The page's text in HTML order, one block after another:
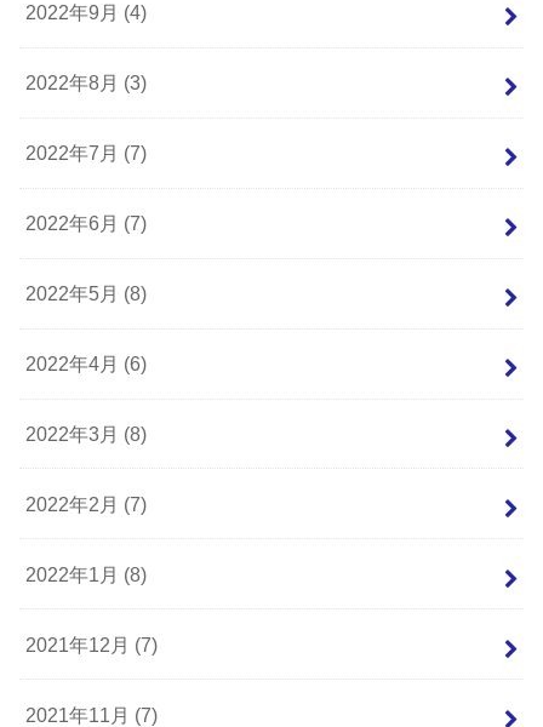
2022年9月 (4)
2022年8月 (3)
2022年7月 (7)
2022年6月 (7)
2022年5月 (8)
2022年4月 (6)
2022年3月 (8)
2022年2月 (7)
2022年1月 (8)
2021年12月 (7)
2021年11月 (7)